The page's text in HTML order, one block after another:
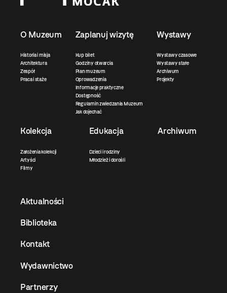
O Muzeum
Historia i misja
Architektura
Zespół
Praca i staże
Zaplanuj wizytę
Kup bilet
Godziny otwarcia
Plan muzeum
Oprowadzenia
Informacje praktyczne
Dostępność
Regulamin zwiedzania Muzeum
Jak dojechać
Wystawy
Wystawy czasowe
Wystawy stałe
Archiwum
Projekty
Kolekcja
Założenia kolekcji
Artyści
Filmy
Edukacja
Dzieci i rodziny
Młodzież i dorośli
Archiwum
Aktualności
Biblioteka
Kontakt
Wydawnictwo
Partnerzy